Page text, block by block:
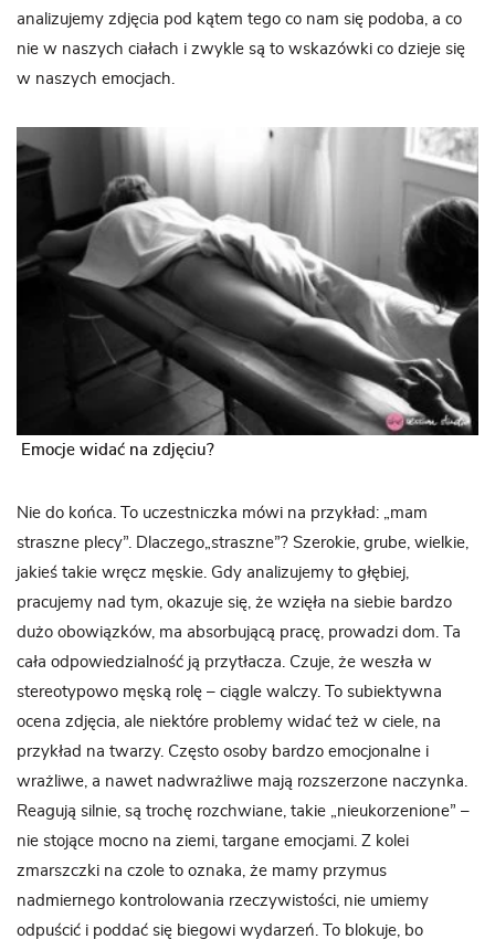
analizujemy zdjęcia pod kątem tego co nam się podoba, a co
nie w naszych ciałach i zwykle są to wskazówki co dzieje się
w naszych emocjach.
Emocje widać na zdjęciu?
Nie do końca. To uczestniczka mówi na przykład: „mam
straszne plecy”. Dlaczego„straszne”? Szerokie, grube, wielkie,
jakieś takie wręcz męskie. Gdy analizujemy to głębiej,
pracujemy nad tym, okazuje się, że wzięła na siebie bardzo
dużo obowiązków, ma absorbującą pracę, prowadzi dom. Ta
cała odpowiedzialność ją przytłacza. Czuje, że weszła w
stereotypowo męską rolę – ciągle walczy. To subiektywna
ocena zdjęcia, ale niektóre problemy widać też w ciele, na
przykład na twarzy. Często osoby bardzo emocjonalne i
wrażliwe, a nawet nadwrażliwe mają rozszerzone naczynka.
Reagują silnie, są trochę rozchwiane, takie „nieukorzenione” –
nie stojące mocno na ziemi, targane emocjami. Z kolei
zmarszczki na czole to oznaka, że mamy przymus
nadmiernego kontrolowania rzeczywistości, nie umiemy
odpuścić i poddać się biegowi wydarzeń. To blokuje, bo